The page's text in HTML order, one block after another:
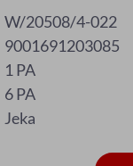
W/20508/4-022
9001691203085
1 PA
6 PA
Jeka